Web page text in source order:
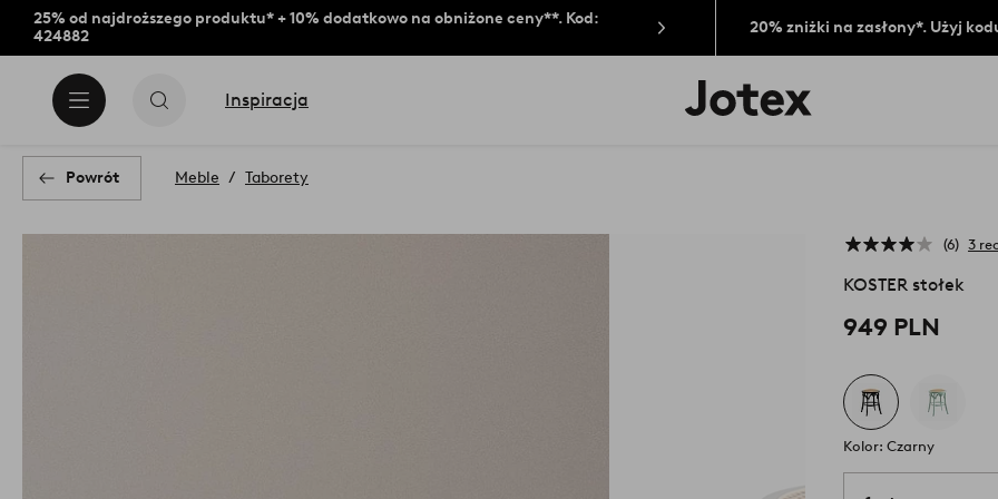
25% od najdroższego produktu* + 10% dodatkowo na obniżone ceny**. Kod:
424882
20% zniżki na zasłony*. Użyj
Inspiracja
Logo
Jotex
Powrót Meble Taborety
6 3
KOSTER stołek
949 PLN
Kolor: Czarny